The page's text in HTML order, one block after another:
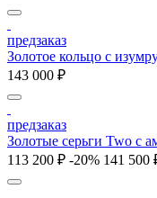
предзаказ
Золотое кольцо с
143 000 ₽
предзаказ
Золотые серьги Two с
113 200 ₽ -20% 141 500